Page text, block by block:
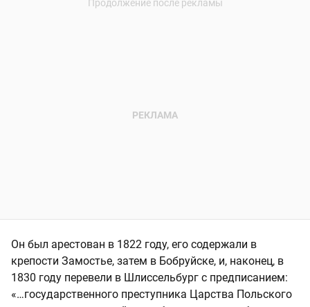
Он был арестован в 1822 году, его содержали в
крепости Замостье, затем в Бобруйске, и, наконец, в
1830 году перевели в Шлиссельбург с предписанием:
«…государственного преступника Царства Польского